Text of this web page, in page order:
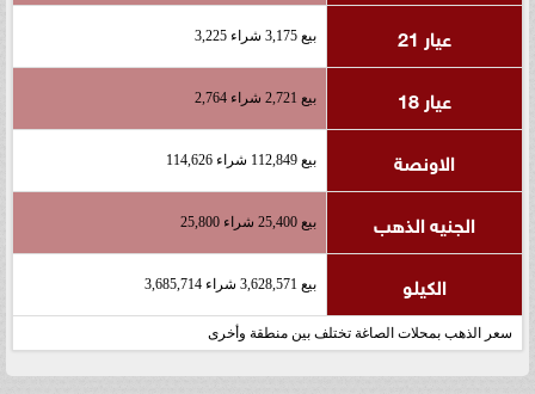
عيار 21 بيع 3,175 شراء 3,225
عيار 18 بيع 2,721 شراء 2,764
الاونصة بيع 112,849 شراء 114,626
الجنيه الذهب بيع 25,400 شراء 25,800
الكيلو بيع 3,628,571 شراء 3,685,714
سعر الذهب بمحلات الصاغة تختلف بين منطقة وأخرى